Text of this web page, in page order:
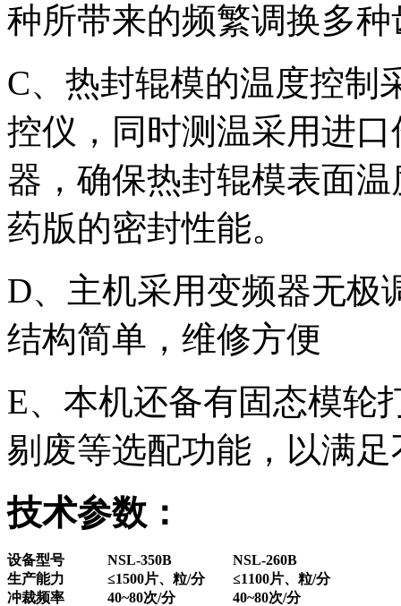
种所带来的频繁调换多
C、热封辊模的温度控制
控仪，同时测温采用进
器，确保热封辊模表面
药版的密封性能。
D、主机采用变频器无极
结构简单，维修方便
E、本机还备有固态模轮
剔废等选配功能，以满
技术参数：
设备型号 NSL-350B
NSL-260B
生产能力
≤1500片、粒/分
≤1100片、粒/分
冲裁频率
40~80次/分
40~80次/分